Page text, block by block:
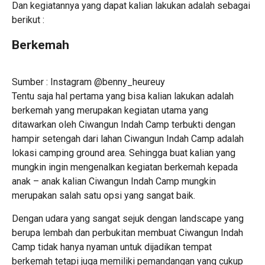
Dan kegiatannya yang dapat kalian lakukan adalah sebagai
berikut :
Berkemah
Sumber : Instagram @benny_heureuy
Tentu saja hal pertama yang bisa kalian lakukan adalah
berkemah yang merupakan kegiatan utama yang
ditawarkan oleh Ciwangun Indah Camp terbukti dengan
hampir setengah dari lahan Ciwangun Indah Camp adalah
lokasi camping ground area. Sehingga buat kalian yang
mungkin ingin mengenalkan kegiatan berkemah kepada
anak – anak kalian Ciwangun Indah Camp mungkin
merupakan salah satu opsi yang sangat baik.
Dengan udara yang sangat sejuk dengan landscape yang
berupa lembah dan perbukitan membuat Ciwangun Indah
Camp tidak hanya nyaman untuk dijadikan tempat
berkemah tetapi juga memiliki pemandangan yang cukup